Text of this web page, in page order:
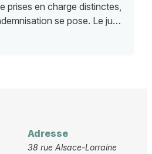
prises en charge distinctes,
se pose. Le juge
quels cas chaque
Adresse
38 rue Alsace-Lorraine